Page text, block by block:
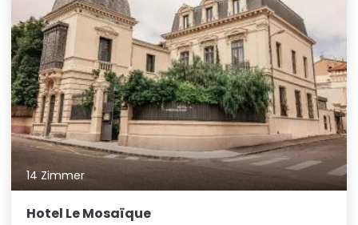
14 Zimmer
Hotel Le Mosaïque